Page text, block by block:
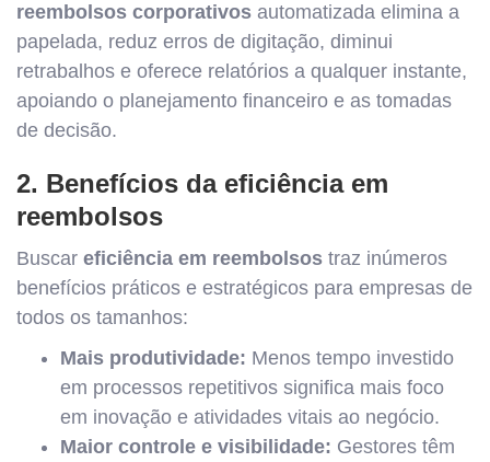
reembolsos corporativos automatizada elimina a
papelada, reduz erros de digitação, diminui
retrabalhos e oferece relatórios a qualquer instante,
apoiando o planejamento financeiro e as tomadas
de decisão.
2. Benefícios da eficiência em
reembolsos
Buscar eficiência em reembolsos traz inúmeros
benefícios práticos e estratégicos para empresas de
todos os tamanhos:
Mais produtividade: Menos tempo investido
em processos repetitivos significa mais foco
em inovação e atividades vitais ao negócio.
Maior controle e visibilidade: Gestores têm